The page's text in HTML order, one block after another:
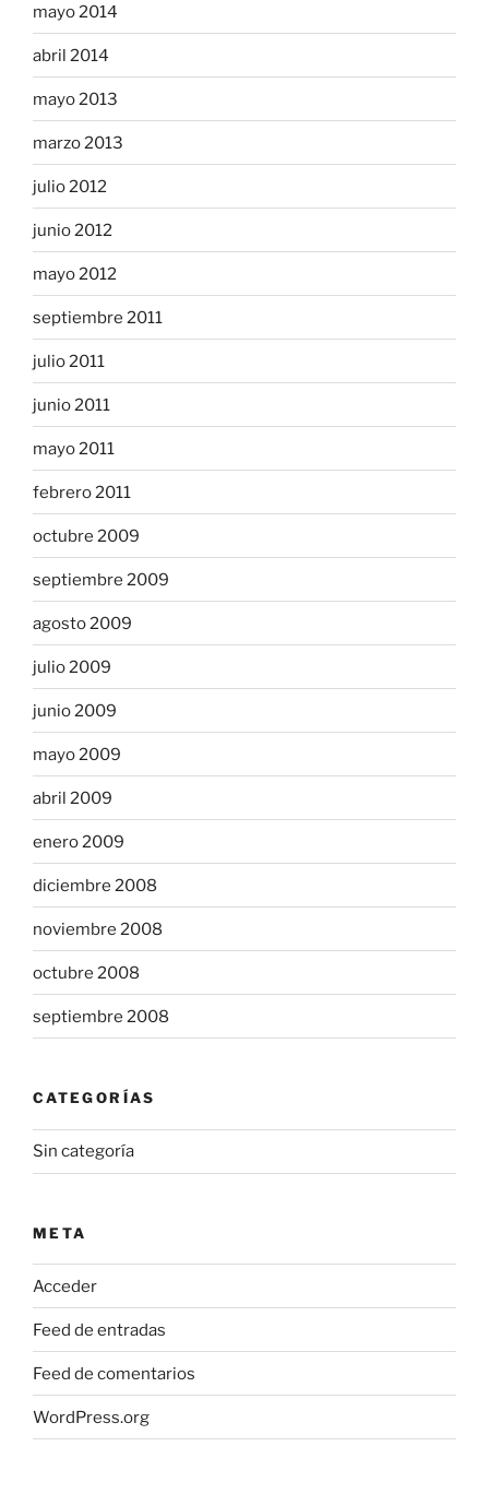
mayo 2014
abril 2014
mayo 2013
marzo 2013
julio 2012
junio 2012
mayo 2012
septiembre 2011
julio 2011
junio 2011
mayo 2011
febrero 2011
octubre 2009
septiembre 2009
agosto 2009
julio 2009
junio 2009
mayo 2009
abril 2009
enero 2009
diciembre 2008
noviembre 2008
octubre 2008
septiembre 2008
CATEGORÍAS
Sin categoría
META
Acceder
Feed de entradas
Feed de comentarios
WordPress.org